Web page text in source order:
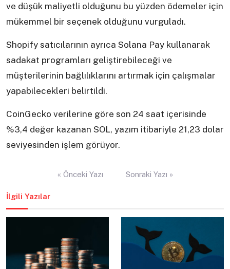
ve düşük maliyetli olduğunu bu yüzden ödemeler için
mükemmel bir seçenek olduğunu vurguladı.
Shopify satıcılarının ayrıca Solana Pay kullanarak
sadakat programları geliştirebileceği ve
müşterilerinin bağlılıklarını artırmak için çalışmalar
yapabilecekleri belirtildi.
CoinGecko verilerine göre son 24 saat içerisinde
%3,4 değer kazanan SOL, yazım itibariyle 21,23 dolar
seviyesinden işlem görüyor.
« Önceki Yazı Sonraki Yazı »
İlgili Yazılar